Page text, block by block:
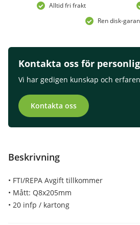
Alltid fri frakt
Ren disk-
Kontakta oss för
Vi har gedigen kunskap och
Kontakta oss
Beskrivning
• FTI/REPA Avgift tillkommer
• Mått: Q8x205mm
• 20 infp / kartong